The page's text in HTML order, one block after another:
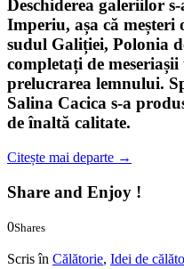
Deschiderea galeriilor
Imperiu, așa că meșteri
sudul Galiției, Polonia
completați de
prelucrarea lemnului.
Salina Cacica s-a
de înaltă calitate.
Citește mai departe →
Share and Enjoy !
0Shares
Scris în Călătorie, Idei de